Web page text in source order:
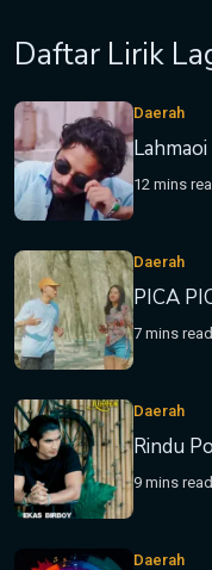
Daftar Lirik
Daerah
Lahmaoi
12 mins
Daerah
PICA
7 mins read
Daerah
Rindu
9 mins read
Daerah